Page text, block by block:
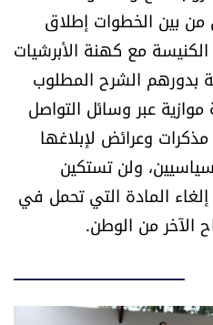
من بين الخطوات إطلاق
مع كهنة الأبرشيات
بدورهم الشرح المطلوب
موازية عبر وسائل التواصل
وعرائض لإبلاغها
ولن تستكين
المادة التي تحمل في
الآخر من الوطن.